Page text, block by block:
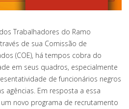
Trabalhadores do Ramo
de sua Comissão de
(COE), há tempos cobra do
em seus quadros, especialmente
de funcionários negros
agências. Em resposta a essa
novo programa de recrutamento